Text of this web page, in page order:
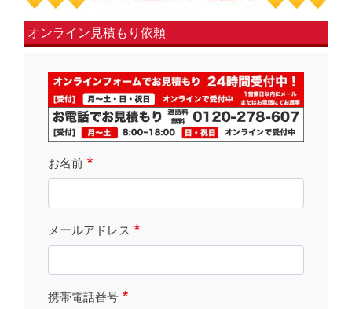
オンライン見積もり依頼
fsLeft
お名前
メールアドレス
携帯電話番号